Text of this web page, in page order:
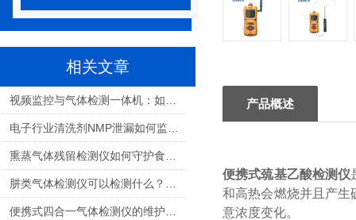
相关文章
产品概述
便携式巯基乙酸检测仪
和高热会燃烧并且产生
意浓度变化。